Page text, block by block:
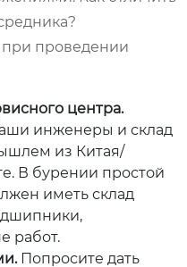
при проведении
центра.
инженеры и склад
из Китая/
В бурении простой
иметь склад
работ.
Попросите дать